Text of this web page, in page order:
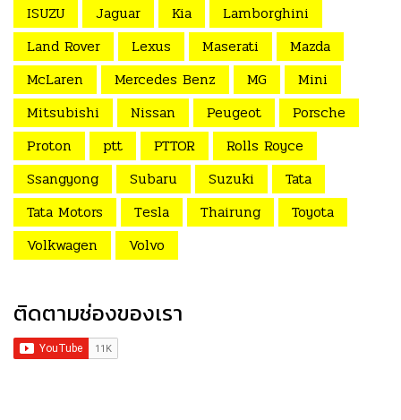
ISUZU
Jaguar Kia
Lamborghini
Land Rover
Lexus Maserati
Mazda
McLaren
Mercedes Benz MG
Mini
Mitsubishi
Nissan Peugeot
Porsche
Proton
ptt PTTOR
Rolls Royce
Ssangyong
Subaru Suzuki
Tata
Tata Motors
Tesla Thairung
Toyota
Volkwagen
Volvo
ติดตามช่องของเรา